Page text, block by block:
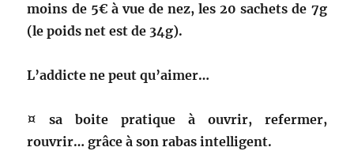
moins de 5€ à vue de nez, les 20 sachets de 7g
(le poids net est de 34g).
L’addicte ne peut qu’aimer…
¤ sa boite pratique à ouvrir, refermer,
rouvrir… grâce à son rabas intelligent.